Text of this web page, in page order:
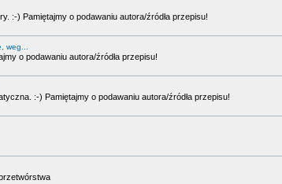
:-) Pamiętajmy o podawaniu autora/źródła przepisu!
weg...
o podawaniu autora/źródła przepisu!
:-) Pamiętajmy o podawaniu autora/źródła przepisu!